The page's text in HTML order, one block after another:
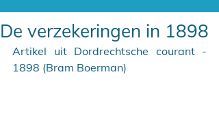
De verzekeringen in 1898
Artikel uit Dordrechtsche courant -
1898 (Bram Boerman)